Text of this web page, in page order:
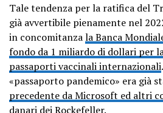
Tale tendenza per la ratifica del
già avvertibile pienamente nel
in concomitanzala Banca
fondo da 1 miliardo di dollari per
passaporti vaccinali internazionali
«passaporto pandemico» era già
precedente da Microsoft ed altri
danari dei Rockefeller.